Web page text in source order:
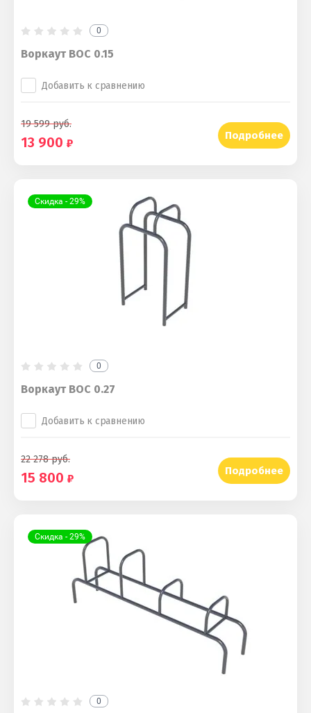
0
Воркаут ВОС 0.15
Добавить к сравнению
19 599руб.
13 900 Подробнее
Скидка - 29%
0
Воркаут ВОС 0.27
Добавить к сравнению
22 278руб.
15 800 Подробнее
Скидка - 29%
0